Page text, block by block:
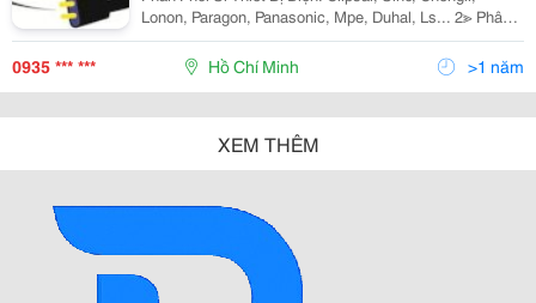
Lonon, Paragon, Panasonic, Mpe, Duhal, Ls... 2≫ Phân
Phối Đèn Chiếu Sáng Nội Ngoại Thất: Hufa Lighting,
Fata Lighting, Euroto, Nét Việt, Sano,
0935 *** *** Hồ Chí Minh >1 năm
XEM THÊM